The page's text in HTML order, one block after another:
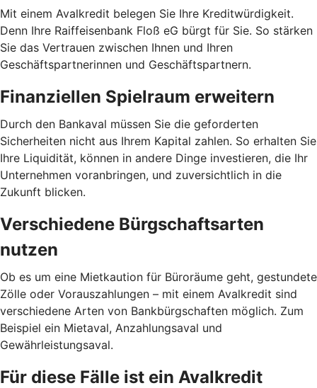
Mit einem Avalkredit belegen Sie Ihre Kreditwürdigkeit.
Denn Ihre Raiffeisenbank Floß eG bürgt für Sie. So stärken
Sie das Vertrauen zwischen Ihnen und Ihren
Geschäftspartnerinnen und Geschäftspartnern.
Finanziellen Spielraum erweitern
Durch den Bankaval müssen Sie die geforderten
Sicherheiten nicht aus Ihrem Kapital zahlen. So erhalten Sie
Ihre Liquidität, können in andere Dinge investieren, die Ihr
Unternehmen voranbringen, und zuversichtlich in die
Zukunft blicken.
Verschiedene Bürgschaftsarten
nutzen
Ob es um eine Mietkaution für Büroräume geht, gestundete
Zölle oder Vorauszahlungen – mit einem Avalkredit sind
verschiedene Arten von Bankbürgschaften möglich. Zum
Beispiel ein Mietaval, Anzahlungsaval und
Gewährleistungsaval.
Für diese Fälle ist ein Avalkredit